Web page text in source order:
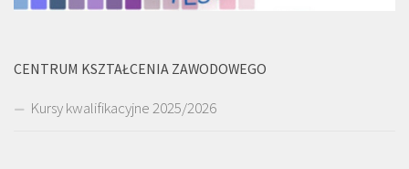
CENTRUM KSZTAŁCENIA ZAWODOWEGO
Kursy kwalifikacyjne 2025/2026